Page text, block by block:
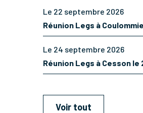
Le 22 septembre 2026
Réunion Legs à
Le 24 septembre 2026
Réunion Legs à Cesson
Voir tout